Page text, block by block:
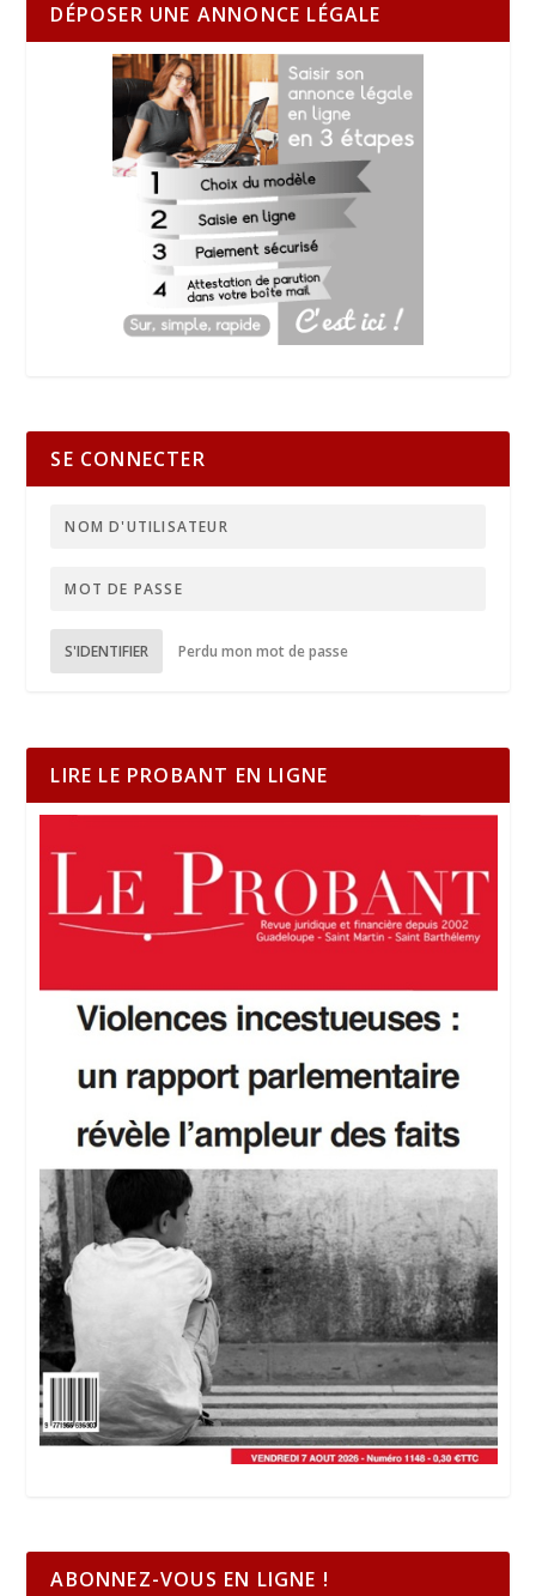
DÉPOSER UNE ANNONCE LÉGALE
SE CONNECTER
S'IDENTIFIER Perdu mon mot de passe
LIRE LE PROBANT EN LIGNE
ABONNEZ-VOUS EN LIGNE !